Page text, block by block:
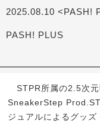
2025.08.10 <PASH!
PASH! PLUS
STPR所属の2.5次元
SneakerStep
ジュアルによるグッ